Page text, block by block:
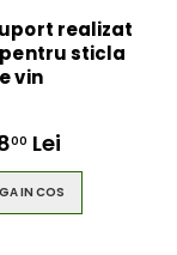
realizat
sticla
vin
00 Lei
IN COS